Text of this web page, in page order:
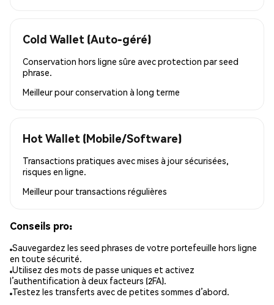
Cold Wallet (Auto-géré)
Conservation hors ligne sûre avec protection par seed
phrase.
Meilleur pourconservation à long terme
Hot Wallet (Mobile/Software)
Transactions pratiques avec mises à jour sécurisées,
risques en ligne.
Meilleur pour transactions régulières
Conseils pro:
Sauvegardez les seed phrases de votre portefeuille hors ligne
en toute sécurité.
Utilisez des mots de passe uniques et activez
l’authentification à deux facteurs (2FA).
Testez les transferts avec de petites sommes d’abord.